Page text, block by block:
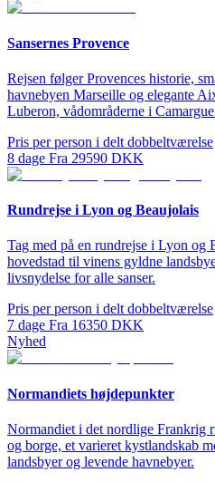
Sansernes Provence
Rejsen følger Provences historie,
havnebyen Marseille og elegante
Luberon, vådområderne i
Pris per person i delt dobbeltværelse
8 dage Fra 29590 DKK
Rundrejse i Lyon og Beaujolais
Tag med på en rundrejse i Lyon og
hovedstad til vinens gyldne
livsnydelse for alle sanser.
Pris per person i delt dobbeltværelse
7 dage Fra 16350 DKK
Nyhed
Normandiets højdepunkter
Normandiet i det nordlige Frankrig
og borge, et varieret kystlandskab
landsbyer og levende havnebyer.